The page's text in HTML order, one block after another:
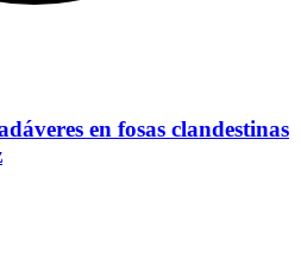
en fosas clandestinas